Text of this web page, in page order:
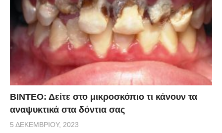
ΒΙΝΤΕΟ: Δείτε στο μικροσκόπιο τι κάνουν τα
αναψυκτικά στα δόντια σας
5 ΔΕΚΕΜΒΡΊΟΥ, 2023